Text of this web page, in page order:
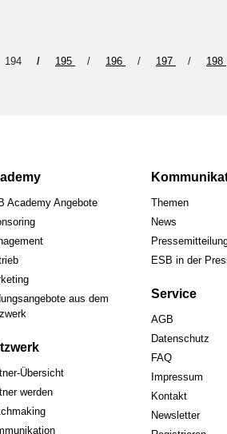
194 195 196 197
198
Academy Angebote
aus dem
Übersicht
werden
Themen
News
ESB in der
Service
AGB
Datenschutz
FAQ
Impressum
Kontakt
Newsletter